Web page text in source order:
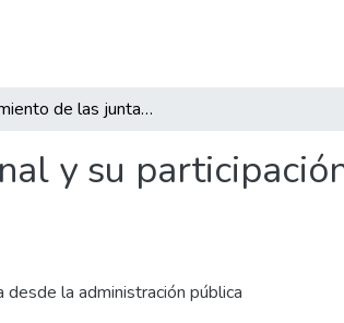
Debilitamiento de las juntas de acción comunal y su participación desde lo local a lo municipal
y su
la administración pública